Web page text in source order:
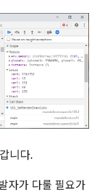
니다.
자가 다룰 필요가